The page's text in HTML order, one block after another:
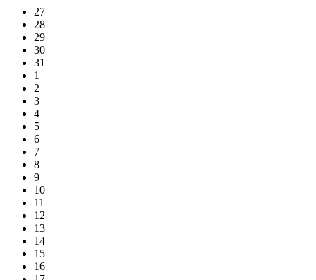
27
28
29
30
31
1
2
3
4
5
6
7
8
9
10
11
12
13
14
15
16